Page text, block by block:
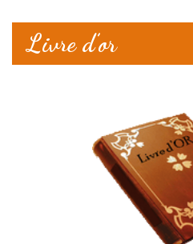
Livre d’or